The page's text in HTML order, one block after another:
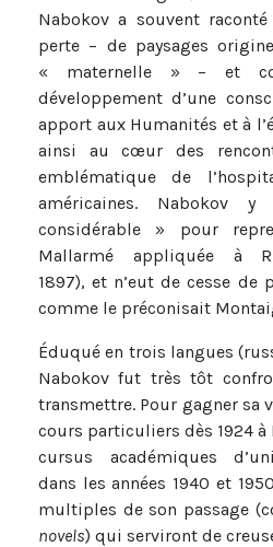
Nabokov a souvent
perte – de paysages
« maternelle » – et
développement d’une
apport aux Humanités et à
ainsi au cœur des
emblématique de
américaines. Nabokov
considérable » pour
Mallarmé appliquée à
1897), et n’eut de cesse de
comme le préconisait
Éduqué en trois langues
Nabokov fut très tôt
transmettre. Pour gagner sa
cours particuliers dès 1924
cursus académiques
dans les années 1940 et
multiples de son passage
novels) qui serviront de